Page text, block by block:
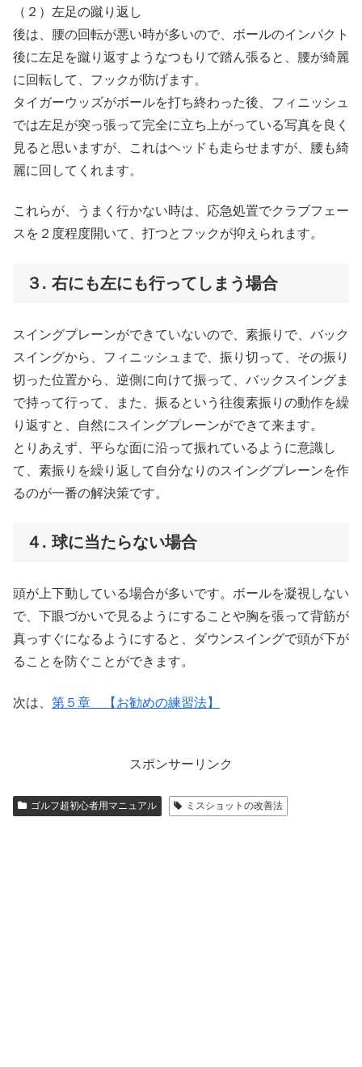
（２）左足の蹴り返し
後は、腰の回転が悪い時が多いので、ボールのインパクト
後に左足を蹴り返すようなつもりで踏ん張ると、腰が綺麗
に回転して、フックが防げます。
タイガーウッズがボールを打ち終わった後、フィニッシュ
では左足が突っ張って完全に立ち上がっている写真を良く
見ると思いますが、これはヘッドも走らせますが、腰も綺
麗に回してくれます。
これらが、うまく行かない時は、応急処置でクラブフェー
スを２度程度開いて、打つとフックが抑えられます。
３. 右にも左にも行ってしまう場合
スイングプレーンができていないので、素振りで、バック
スイングから、フィニッシュまで、振り切って、その振り
切った位置から、逆側に向けて振って、バックスイングま
で持って行って、また、振るという往復素振りの動作を繰
り返すと、自然にスイングプレーンができて来ます。
とりあえず、平らな面に沿って振れているように意識し
て、素振りを繰り返して自分なりのスイングプレーンを作
るのが一番の解決策です。
４. 球に当たらない場合
頭が上下動している場合が多いです。ボールを凝視しない
で、下眼づかいで見るようにすることや胸を張って背筋が
真っすぐになるようにすると、ダウンスイングで頭が下が
ることを防ぐことができます。
次は、 第５章 【お勧めの練習法】
スポンサーリンク
ゴルフ超初心者用マニュアル ミスショットの改善法